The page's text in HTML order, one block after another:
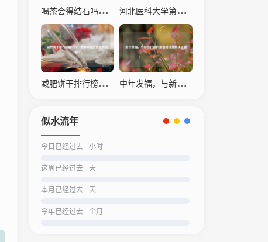
喝茶会得结石吗？科学解读茶叶与结石的关系 河北医科大学第四医院，仁心仁术，守护生命之光
减肥饼干排行榜之一名，瘦身神器还是营销陷阱？ 中年发福，与新陈代谢的温柔对抗及解决之道
似水流年
今日已经过去 小时
这周已经过去 天
本月已经过去 天
今年已经过去 个月